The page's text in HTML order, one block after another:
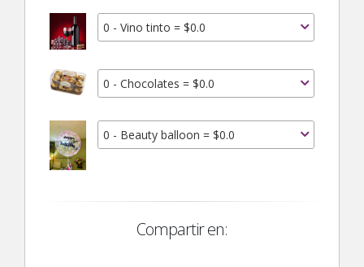
0 - Vino tinto = $0.0
0 - Chocolates = $0.0
0 - Beauty balloon = $0.0
Compartir en: